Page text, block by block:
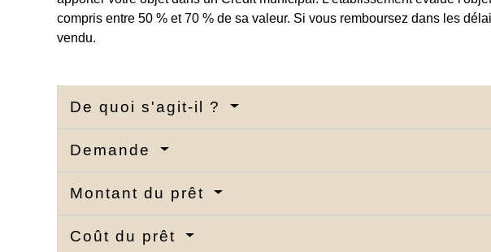
compris entre 50 % et 70 % de sa valeur. Si vous remboursez dans les
vendu.
De quoi s'agit-il ?
Demande
Montant du prêt
Coût du prêt